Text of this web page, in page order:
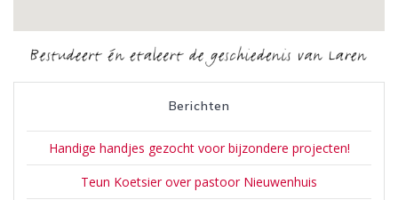
Berichten
Handige handjes gezocht voor bijzondere projecten!
Teun Koetsier over pastoor Nieuwenhuis